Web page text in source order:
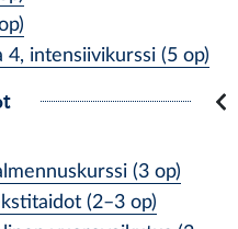
4, intensiivikurssi (5 op)
(3 op)
(2–3 op)